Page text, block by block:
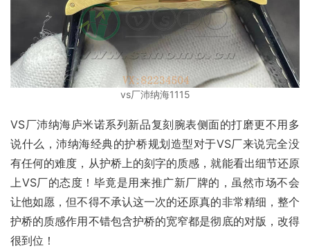
vs厂沛纳海1115
VS厂沛纳海庐米诺系列新品复刻腕表侧面的打磨更不用多
说什么，沛纳海经典的护桥规划造型对于VS厂来说完全没
有任何的难度，从护桥上的刻字的质感，就能看出细节还原
上VS厂的态度！毕竟是用来推广新厂牌的，虽然市场不会
让他如愿，但不得不承认这一次的还原真的非常精细，整个
护桥的质感作用不错包含护桥的宽窄都是彻底的对版，改得
很到位！